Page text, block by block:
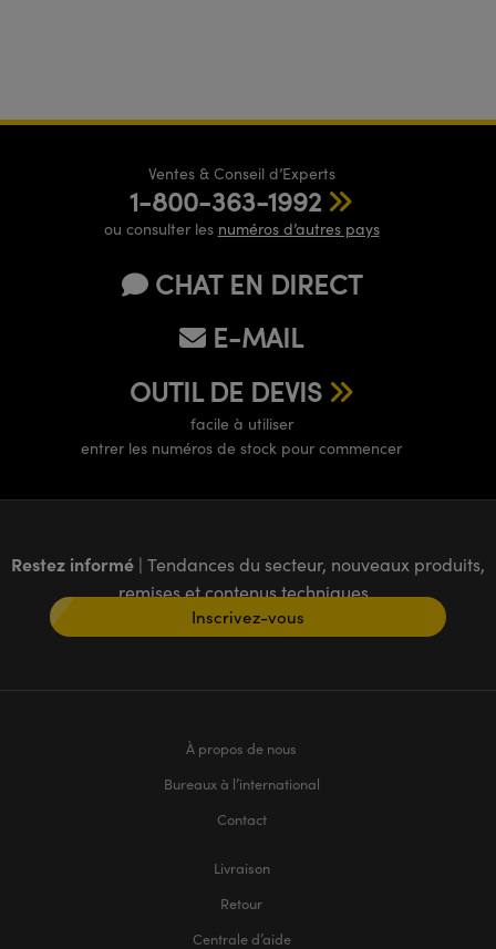
Ventes & Conseil d’Experts
1-800-363-1992
ou consulter les numéros d’autres pays
CHAT EN DIRECT
E-MAIL
OUTIL DE DEVIS
facile à utiliser
entrer les numéros de stock pour commencer
Restez informé | Tendances du secteur, nouveaux produits,
remises et contenus techniques
Inscrivez-vous
À propos de nous
Bureaux à l’international
Contact
Livraison
Retour
Centrale d’aide